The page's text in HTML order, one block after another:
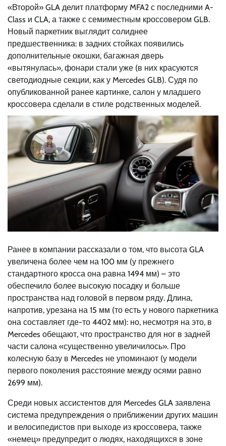
«Второй» GLA делит платформу MFA2 с последними A-
Class и CLA, а также с семиместным кроссовером GLB.
Новый паркетник выглядит солиднее
предшественника: в задних стойках появились
дополнительные окошки, багажная дверь
«вытянулась», фонари стали уже (в них красуются
светодиодные секции, как у Mercedes GLB). Судя по
опубликованной ранее картинке, салон у младшего
кроссовера сделали в стиле родственных моделей.
Ранее в компании рассказали о том, что высота GLA
увеличена более чем на 100 мм (у прежнего
стандартного кросса она равна 1494 мм) – это
обеспечило более высокую посадку и больше
пространства над головой в первом ряду. Длина,
напротив, урезана на 15 мм (то есть у нового паркетника
она составляет где-то 4402 мм): но, несмотря на это, в
Mercedes обещают, что пространство для ног в задней
части салона «существенно увеличилось». Про
колесную базу в Mercedes не упоминают (у модели
первого поколения расстояние между осями равно
2699 мм).
Среди новых ассистентов для Mercedes GLA заявлена
система предупреждения о приближении других машин
и велосипедистов при выходе из кроссовера, также
«немец» предупредит о людях, находящихся в зоне